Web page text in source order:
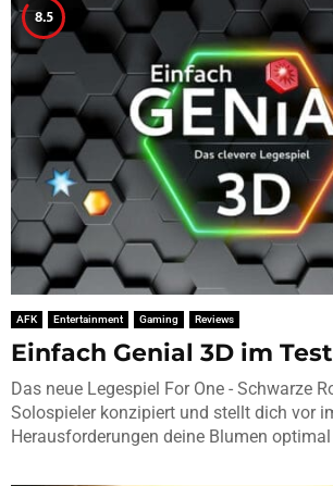
8.5
AFK Entertainment Gaming Reviews
Einfach Genial 3D im Test
Das neue Legespiel For One - Schwarze
Solospieler konzipiert und stellt dich vor
Herausforderungen deine Blumen